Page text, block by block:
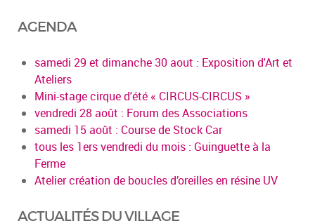
AGENDA
samedi 29 et dimanche 30 aout : Exposition d'Art et
Ateliers
Mini-stage cirque d'été « CIRCUS-CIRCUS »
vendredi 28 août : Forum des Associations
samedi 15 août : Course de Stock Car
tous les 1ers vendredi du mois : Guinguette à la
Ferme
Atelier création de boucles d’oreilles en résine UV
ACTUALITÉS DU VILLAGE